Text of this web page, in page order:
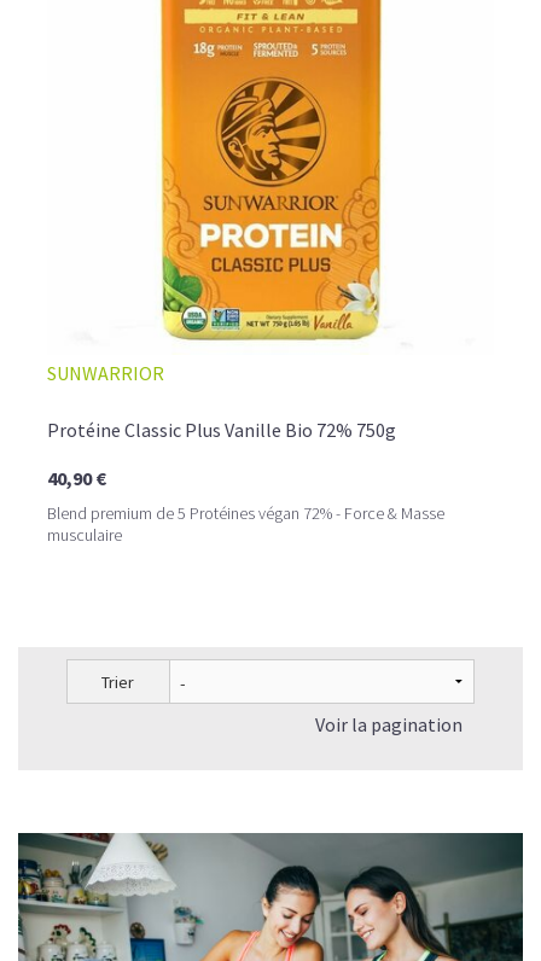
L’ÉQUILIBRE PARFAIT ENTRE DOUCEUR ET INTENSITÉ
Un café riche avec un soupçon de caramel pour un
moment de pure détente… ou de concentration avant le
Une énergie immédiate et stable, sans pic de glycémie,
qui vous accompagne toute la matinée et un allié parfait
après l’entraînement.
Pour ceux qui veulent retrouver le plaisir d’un vrai café
glacé, sans se sentir lourd ni affamé.
Latte Macchiato Glacé Protéiné
🍯 CAFÉ FRAPPÉ AU CARAMEL PROTÉINÉ
LE PLAISIR D’UN DESSERT GLACÉ, SANS LE SUCRE EN
TROP
SUNWARRIOR
Protéine Classic Plus Vanille Bio 72% 750g
40,90 €
Blend premium de 5 Protéines végan 72% - Force & Masse
musculaire
Trier
Voir la pagination